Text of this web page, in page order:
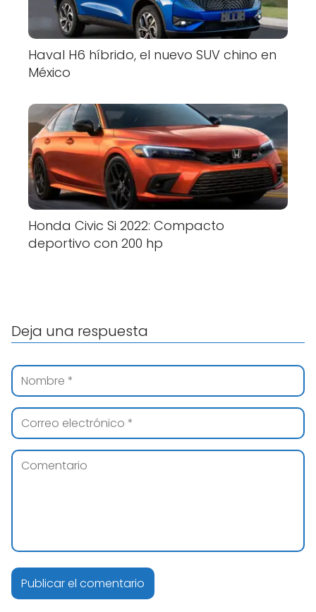
Haval H6 híbrido, el nuevo SUV chino en
México
Honda Civic Si 2022: Compacto
deportivo con 200 hp
Deja una respuesta